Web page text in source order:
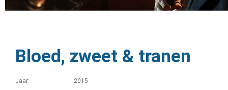
Bloed, zweet & tranen
Jaar:
2015